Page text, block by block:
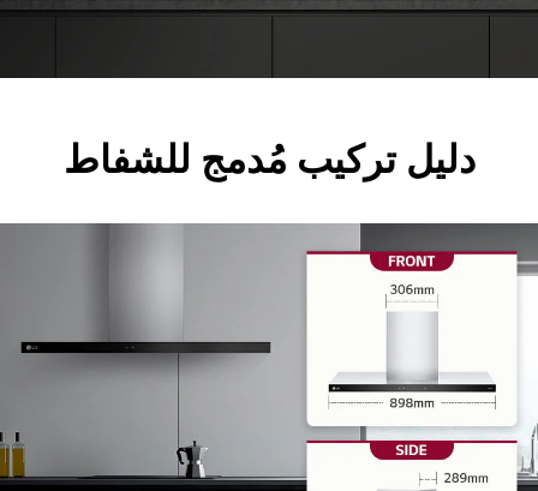
دليل تركيب مُدمج للشفاط